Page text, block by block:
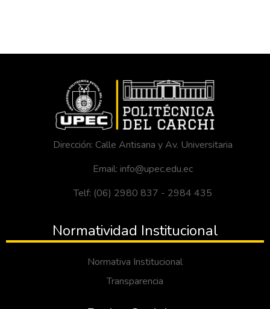
Dirección: Calle Antisana y Av. Universitaria
Email: info@upec.edu.ec
Telf: (06) 2980 837 - 2984 435
Normatividad Institucional
Normativa Institucional
Transparencia